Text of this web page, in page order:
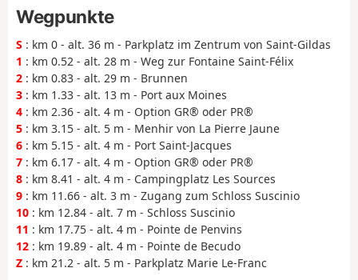
Wegpunkte
S : km 0 - alt. 36 m - Parkplatz im Zentrum von Saint-Gildas
1 : km 0.52 - alt. 28 m - Weg zur Fontaine Saint-Félix
2 : km 0.83 - alt. 29 m - Brunnen
3 : km 1.33 - alt. 13 m - Port aux Moines
4 : km 2.36 - alt. 4 m - Option GR® oder PR®
5 : km 3.15 - alt. 5 m - Menhir von La Pierre Jaune
6 : km 5.15 - alt. 4 m - Port Saint-Jacques
7 : km 6.17 - alt. 4 m - Option GR® oder PR®
8 : km 8.41 - alt. 4 m - Campingplatz Les Sources
9 : km 11.66 - alt. 3 m - Zugang zum Schloss Suscinio
10 : km 12.84 - alt. 7 m - Schloss Suscinio
11 : km 17.75 - alt. 4 m - Pointe de Penvins
12 : km 19.89 - alt. 4 m - Pointe de Becudo
Z : km 21.2 - alt. 5 m - Parkplatz Marie Le-Franc